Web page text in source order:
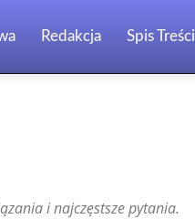
Redakcja Spis Treści
Niemcy Norwegia
Nowa
i najczęstsze pytania.